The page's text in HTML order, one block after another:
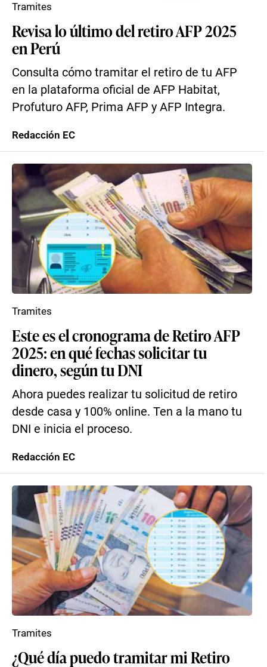
Revisa lo último del retiro AFP 2025
en Perú
Consulta cómo tramitar el retiro de tu AFP
en la plataforma oficial de AFP Habitat,
Profuturo AFP, Prima AFP y AFP Integra.
Tramites
Redacción EC
Este es el cronograma de Retiro AFP
2025: en qué fechas solicitar tu
dinero, según tu DNI
Ahora puedes realizar tu solicitud de retiro
desde casa y 100% online. Ten a la mano tu
DNI e inicia el proceso.
Tramites
Redacción EC
¿Qué día puedo tramitar mi Retiro
Tramites